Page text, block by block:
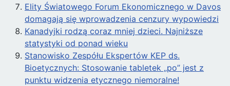
Elity Światowego Forum Ekonomicznego w Davos
domagają się wprowadzenia cenzury wypowiedzi
Kanadyjki rodzą coraz mniej dzieci. Najniższe
statystyki od ponad wieku
Stanowisko Zespółu Ekspertów KEP ds.
Bioetycznych: Stosowanie tabletek „po” jest z
punktu widzenia etycznego niemoralne!